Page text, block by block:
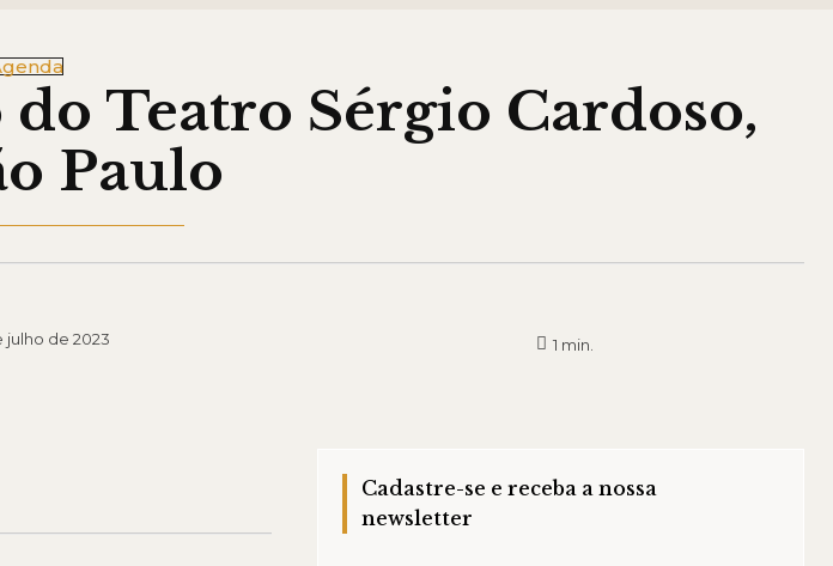
Teatro Sérgio Cardoso,
Paulo
julho de 2023 1 min.
Cadastre-se e receba a nossa
newsletter